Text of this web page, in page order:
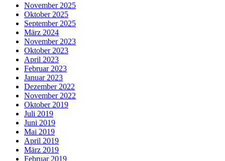
November 2025
Oktober 2025
September 2025
März 2024
November 2023
Oktober 2023
April 2023
Februar 2023
Januar 2023
Dezember 2022
November 2022
Oktober 2019
Juli 2019
Juni 2019
Mai 2019
April 2019
März 2019
Februar 2019